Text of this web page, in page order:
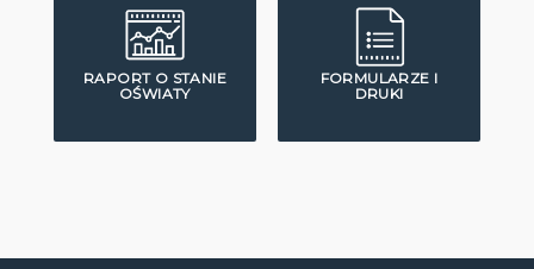
RAPORT O STANIE
OŚWIATY
FORMULARZE I
DRUKI